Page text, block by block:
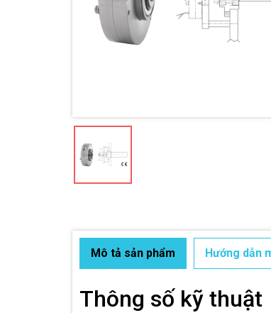
Mô tả sản phẩm Hướng dẫn
Thông số kỹ thuật